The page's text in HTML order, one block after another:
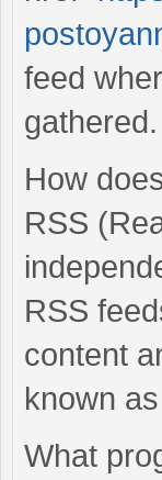
feed
How
RSS
RSS
content
known
What